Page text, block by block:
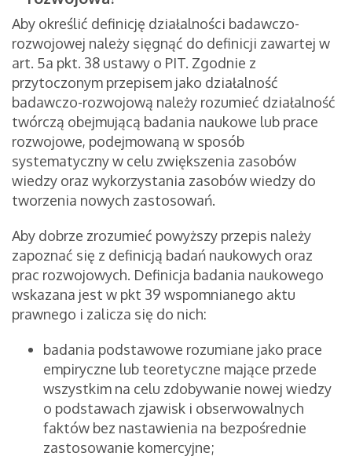
Aby określić definicję działalności badawczo-
rozwojowej należy sięgnąć do definicji zawartej w
art. 5a pkt. 38 ustawy o PIT. Zgodnie z
przytoczonym przepisem jako działalność
badawczo-rozwojową należy rozumieć działalność
twórczą obejmującą badania naukowe lub prace
rozwojowe, podejmowaną w sposób
systematyczny w celu zwiększenia zasobów
wiedzy oraz wykorzystania zasobów wiedzy do
tworzenia nowych zastosowań.
Aby dobrze zrozumieć powyższy przepis należy
zapoznać się z definicją badań naukowych oraz
prac rozwojowych. Definicja badania naukowego
wskazana jest w pkt 39 wspomnianego aktu
prawnego i zalicza się do nich:
badania podstawowe rozumiane jako prace
empiryczne lub teoretyczne mające przede
wszystkim na celu zdobywanie nowej wiedzy
o podstawach zjawisk i obserwowalnych
faktów bez nastawienia na bezpośrednie
zastosowanie komercyjne;